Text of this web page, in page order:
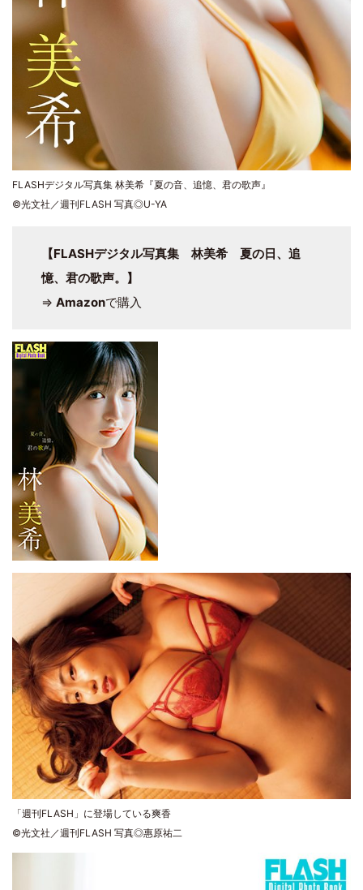
FLASHデジタル写真集 林美希『夏の音、追憶、君の歌声』
©光文社／週刊FLASH 写真◎U-YA
【FLASHデジタル写真集 林美希 夏の日、追
憶、君の歌声。】
⇒ Amazonで購入
「週刊FLASH」に登場している爽香
©光文社／週刊FLASH 写真◎惠原祐二